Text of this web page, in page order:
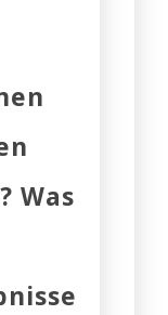
Was